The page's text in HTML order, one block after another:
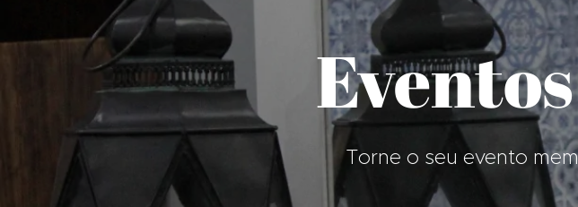
Torne o seu evento